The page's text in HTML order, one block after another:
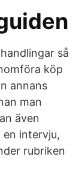
så
köp
annans
man
även
en intervju,
rubriken